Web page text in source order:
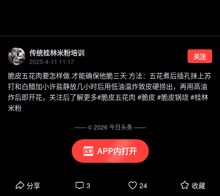
APP内打开
传统桂林米粉培训
2025-4-11 11:17
关注
脆皮五花肉要怎样做.才能确保他脆三天 方法：五花煮后插孔抹上苏
打和白醋加小许盐静放几小时后用低油温炸致皮硬捞出，再用高油
炸后即开花，关注后了解更多#脆皮五花肉 #脆皮 #脆皮锅烧 #桂林
米粉
分享 3 24 收藏
—— ©2026 今日头条——